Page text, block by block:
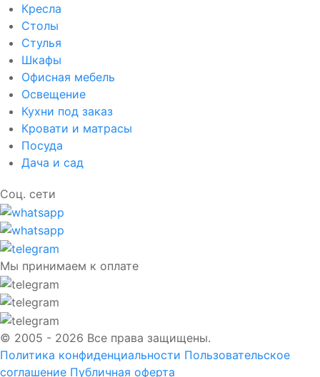
Кресла
Столы
Стулья
Шкафы
Офисная мебель
Освещение
Кухни под заказ
Кровати и матрасы
Посуда
Дача и сад
Соц. сети
Мы принимаем к оплате
© 2005 - 2026 Все права защищены.
Политика конфиденциальности Пользовательское
соглашение Публичная оферта